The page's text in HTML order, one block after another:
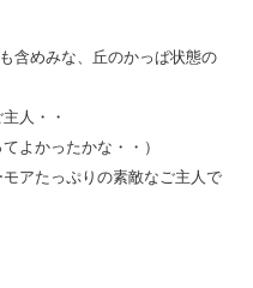
含めみな、丘のかっぱ状態の
人・・
よかったかな・・）
アたっぷりの素敵なご主人で